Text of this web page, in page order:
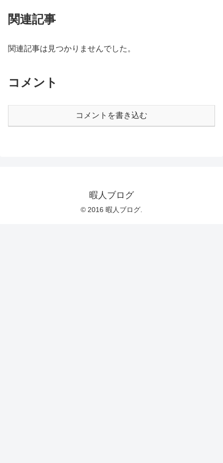
関連記事
関連記事は見つかりませんでした。
コメント
コメントを書き込む
暇人ブログ
© 2016 暇人ブログ.